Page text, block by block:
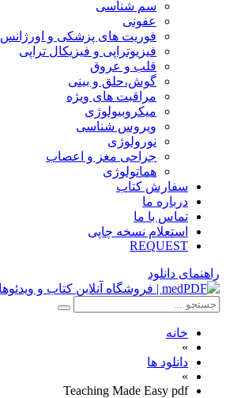
سم شناسی
عفونی
فوریت های پزشکی و اورژانس
فیزیوتراپی و فیزیکال تراپی
قلب و عروق
گوش،حلق و بینی
مراقبت های ویژه
میکروبیولوژی
ویروس شناسی
نورولوژی
جراحی مغز و اعصاب
هماتولوژی
سفارش کتاب
درباره ما
تماس با ما
استعلام نسخه چاپی
REQUEST
راهنمای دانلود
خانه
»
دانلود ها
»
Teaching Made Easy pdf